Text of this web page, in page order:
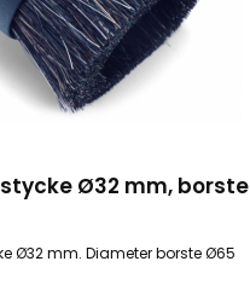
Ø32 mm, borste
Ø32 mm. Diameter borste Ø65